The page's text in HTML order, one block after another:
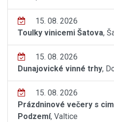
15. 08. 2026
Toulky vinicemi Šatova,
15. 08. 2026
Dunajovické vinné trhy,
15. 08. 2026
Prázdninové večery s
Podzemí, Valtice